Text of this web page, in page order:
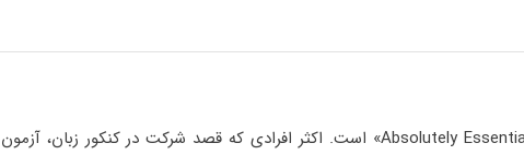
یکی از مهم‌ترین کتاب‌های آموزش لغات زبان «کتاب Absolutely Essential Words 504» است. اکثر افرادی که قصد شرکت در کنکور زبان، آزمون